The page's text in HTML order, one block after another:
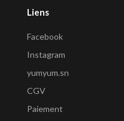
Liens
Facebook
Instagram
yumyum.sn
CGV
Paiement